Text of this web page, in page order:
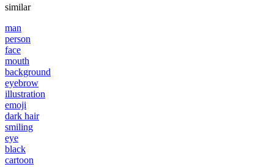
similar
man
person
face
mouth
background
eyebrow
illustration
emoji
dark hair
smiling
eye
black
cartoon